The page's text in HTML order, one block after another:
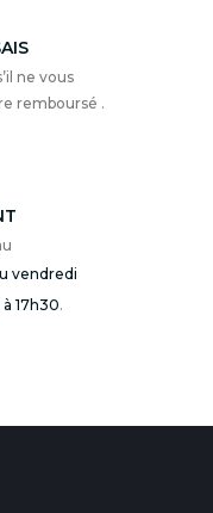
ne vous
remboursé .
vendredi
17h30.